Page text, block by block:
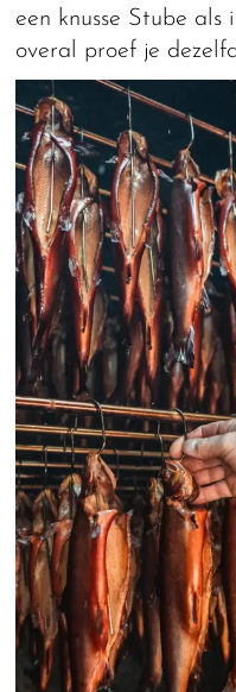
een knusse Stube
overal proef je